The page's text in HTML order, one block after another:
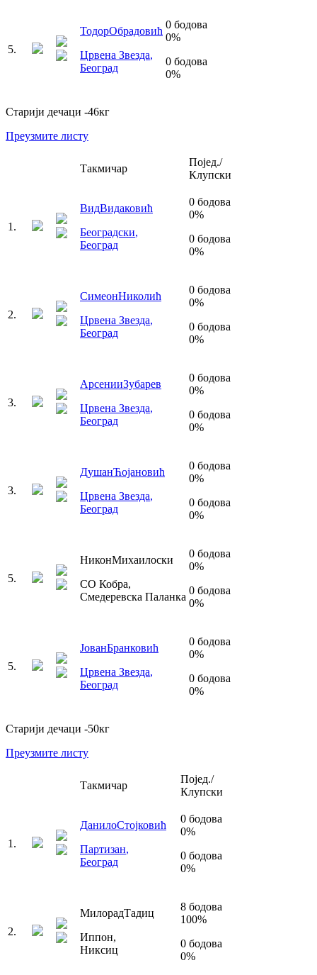
5.
ТодорОбрадовић
Црвена Звезда,
Београд
0 бодова
0%
0 бодова
0%
Старији дечаци -46кг
Преузмите листу
Такмичар
Појед./
Клупски
1 .
ВидВидаковић
Београдски,
Београд
0 бодова
0%
0 бодова
0%
2.
СимеонНиколић
Црвена Звезда,
Београд
0 бодова
0%
0 бодова
0%
3.
АрсенииЗубарев
Црвена Звезда,
Београд
0 бодова
0%
0 бодова
0%
3.
ДушанЋојановић
Црвена Звезда,
Београд
0 бодова
0%
0 бодова
0%
5.
НиконМихаилоски
СО Кобра,
Смедеревска Паланка
0 бодова
0%
0 бодова
0%
5.
ЈованБранковић
Црвена Звезда,
Београд
0 бодова
0%
0 бодова
0%
Старији дечаци -50кг
Преузмите листу
Такмичар
Појед./
Клупски
1 .
ДанилоСтојковић
Партизан,
Београд
0 бодова
0%
0 бодова
0%
2.
МилорадТадиц
Иппон,
Никсиц
8 бодова
100%
0 бодова
0%